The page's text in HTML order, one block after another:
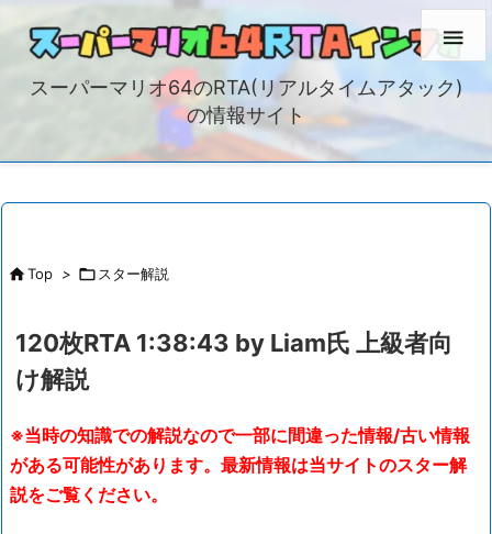
スーパーマリオ64のRTA(リアルタイムアタック)
の情報サイト

Top > スター解説
120枚RTA 1:38:43 by Liam氏 上級者向
け解説
※当時の知識での解説なので一部に間違った情報/古い情報
がある可能性があります。最新情報は当サイトのスター解
説をご覧ください。